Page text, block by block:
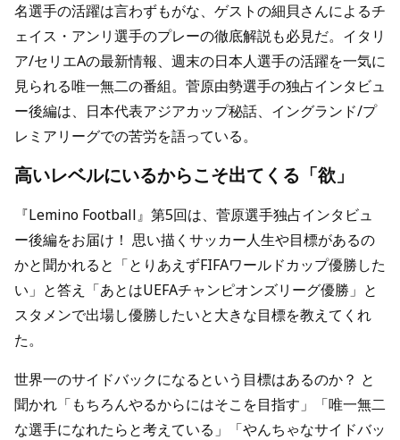
名選手の活躍は言わずもがな、ゲストの細貝さんによるチ
ェイス・アンリ選手のプレーの徹底解説も必見だ。イタリ
ア/セリエAの最新情報、週末の日本人選手の活躍を一気に
見られる唯一無二の番組。菅原由勢選手の独占インタビュ
ー後編は、日本代表アジアカップ秘話、イングランド/プ
レミアリーグでの苦労を語っている。
高いレベルにいるからこそ出てくる「欲」
『Lemino Football』第5回は、菅原選手独占インタビュ
ー後編をお届け！ 思い描くサッカー人生や目標があるの
かと聞かれると「とりあえずFIFAワールドカップ優勝した
い」と答え「あとはUEFAチャンピオンズリーグ優勝」と
スタメンで出場し優勝したいと大きな目標を教えてくれ
た。
世界一のサイドバックになるという目標はあるのか？ と
聞かれ「もちろんやるからにはそこを目指す」「唯一無二
な選手になれたらと考えている」「やんちゃなサイドバッ